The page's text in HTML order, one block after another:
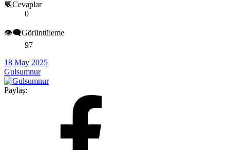
💬Cevaplar
0
👁️‍🗨️Görüntüleme
97
18 May 2025
Gulsumnur
Paylaş: